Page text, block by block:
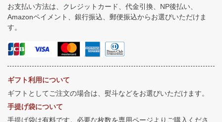
お支払い方法は、クレジットカード、代金引換、NP後払い、
Amazonペイメント、銀行振込、郵便振込からお選びいただけま
す。
ギフト利用について
ギフトとしてご注文の場合は、熨斗などをお選びいただけます。
手提げ袋について
手提げ袋は有料です。必要な枚数を専用ページよりご購入くださ